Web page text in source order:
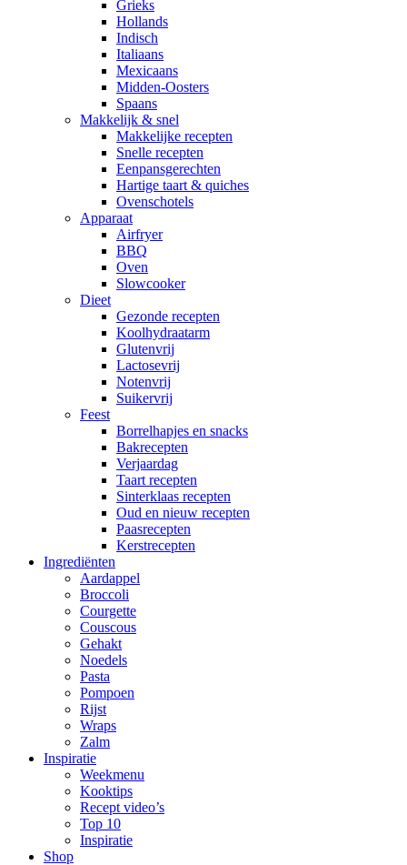
Grieks
Hollands
Indisch
Italiaans
Mexicaans
Midden-Oosters
Spaans
Makkelijk & snel
Makkelijke recepten
Snelle recepten
Eenpansgerechten
Hartige taart & quiches
Ovenschotels
Apparaat
Airfryer
BBQ
Oven
Slowcooker
Dieet
Gezonde recepten
Koolhydraatarm
Glutenvrij
Lactosevrij
Notenvrij
Suikervrij
Feest
Borrelhapjes en snacks
Bakrecepten
Verjaardag
Taart recepten
Sinterklaas recepten
Oud en nieuw recepten
Paasrecepten
Kerstrecepten
Ingrediënten
Aardappel
Broccoli
Courgette
Couscous
Gehakt
Noedels
Pasta
Pompoen
Rijst
Wraps
Zalm
Inspiratie
Weekmenu
Kooktips
Recept video’s
Top 10
Inspiratie
Shop